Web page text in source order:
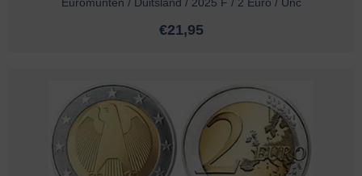
Euromunten / Duitsland / 2025 F / 2 Euro / Unc
€21,95